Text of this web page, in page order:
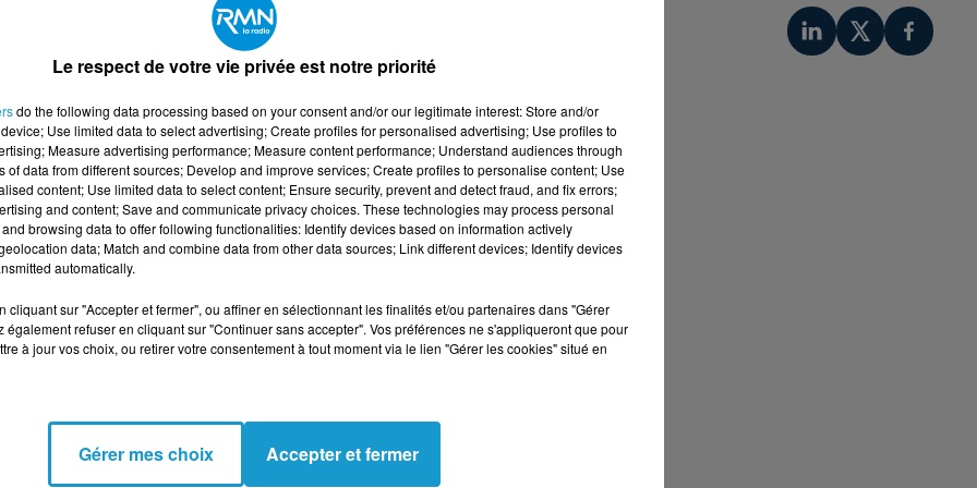
Mentale, RMN et le Pays COB vous invitent à jouez au
bien-être à l’Hôtel Jeanne & Jules à Rostrenen.
ci-dessous.
au cœur de l’actu avec les Semaines d’Information
édition : « Réparons le lien social ». Concrètement,
et goûters partagés dans les GEM de Carhaix et
d’info à Carhaix et Huelgoat, un forum du
à Botmeur. Sans oublier des temps dédiés aux
retisser des liens et rappeler que prendre soin
et l’entraide. »
élégante et chaleureuse au cœur du Centre-
chacune inspirée de l’histoire et de l’âme bretonne,
frites d'antan servi du lundi soir au dimanche soir,
une escapade, un séminaire ou un moment de détente
Le respect de votre vie privée est notre priorité
do the following data processing based on your consent and/or our legitimate interest: Store and/or
Use limited data to select advertising; Create profiles for personalised advertising; Use profiles to
Measure advertising performance; Measure content performance; Understand audiences through
of data from different sources; Develop and improve services; Create profiles to personalise content; Use
content; Use limited data to select content; Ensure security, prevent and detect fraud, and fix errors;
and content; Save and communicate privacy choices. These technologies may process personal
browsing data to offer following functionalities: Identify devices based on information actively
data; Match and combine data from other data sources; Link different devices; Identify devices
automatically.
cliquant sur "Accepter et fermer", ou affiner en sélectionnant les finalités et/ou partenaires dans "Gérer
également refuser en cliquant sur "Continuer sans accepter". Vos préférences ne s'appliqueront que pour
à jour vos choix, ou retirer votre consentement à tout moment via le lien "Gérer les cookies" situé en
Gérer mes choix Accepter et fermer